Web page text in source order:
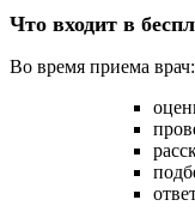
Что входит в
Во время приема врач: